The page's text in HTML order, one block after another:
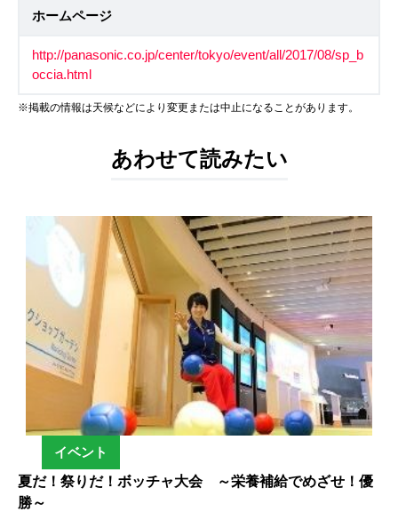
ホームページ
http://panasonic.co.jp/center/tokyo/event/all/2017/08/sp_b
occia.html
※掲載の情報は天候などにより変更または中止になることがあります。
あわせて読みたい
イベント
夏だ！祭りだ！ボッチャ大会 ～栄養補給でめざせ！優
勝～